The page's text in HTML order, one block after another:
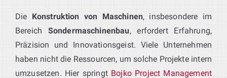
Die Konstruktion von Maschinen, insbesondere im
Bereich Sondermaschinenbau, erfordert Erfahrung,
Präzision und Innovationsgeist. Viele Unternehmen
haben nicht die Ressourcen, um solche Projekte intern
umzusetzen. Hier springt Bojko Project Management